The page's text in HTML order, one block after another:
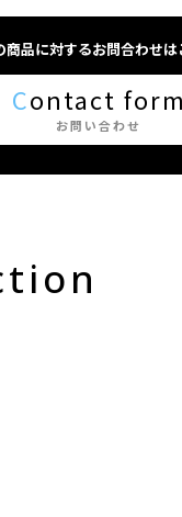
商品に対するお問合わせは
Contact form
お問い合わせ